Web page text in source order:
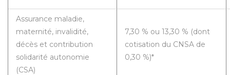
Assurance maladie,
maternité, invalidité,
décès et contribution
solidarité autonomie
(CSA)
7,30 % ou 13,30 % (dont
cotisation du CNSA de
0,30 %)*